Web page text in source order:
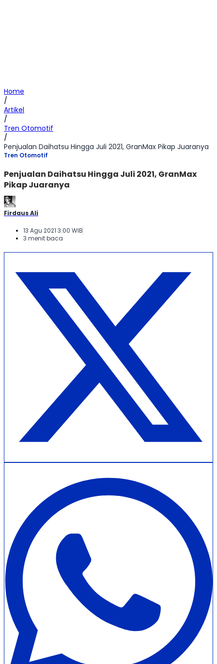
Home
/
Artikel
/
Tren Otomotif
/
Penjualan Daihatsu Hingga Juli 2021, GranMax Pikap Juaranya
Tren Otomotif
Penjualan Daihatsu Hingga Juli 2021, GranMax
Pikap Juaranya
Firdaus Ali
13 Agu 2021 3:00 WIB
3 menit baca